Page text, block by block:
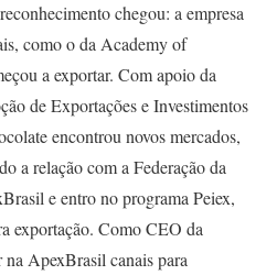
chegou: a empresa
como o da Academy of
a exportar. Com apoio da
de Exportações e Investimentos
encontrou novos mercados,
a relação com a Federação da
e entro no programa Peiex,
exportação. Como CEO da
ApexBrasil canais para